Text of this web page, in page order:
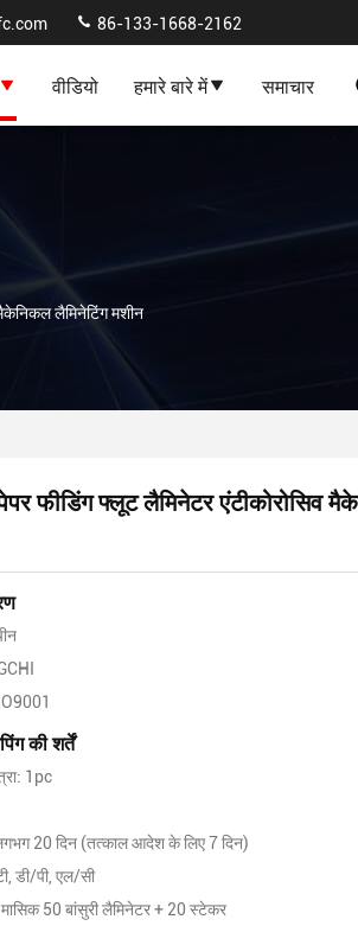
86-133-1668-2162
वीडियो हमारे बारे में समाचार
लैमिनेटिंग मशीन
फीडिंग फ्लूट लैमिनेटर एंटीकोरोसिव
की शर्तें
1pc
20 दिन (तत्काल आदेश के लिए 7 दिन)
डी/पी, एल/सी
मासिक 50 बांसुरी लैमिनेटर + 20 स्टेकर